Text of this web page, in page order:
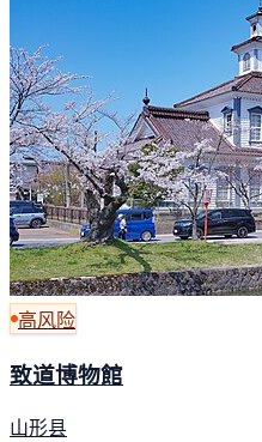
高风险
致道博物館
山形县